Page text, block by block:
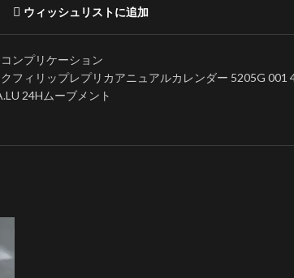
ウィッシュリストに追加
コンプリケーション
フィリップレプリカアニュアルカレンダー 5205G 001
24Hムーブメント